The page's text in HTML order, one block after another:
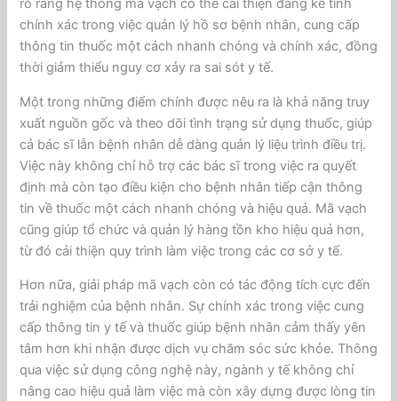
rõ rằng hệ thống mã vạch có thể cải thiện đáng kể tính
chính xác trong việc quản lý hồ sơ bệnh nhân, cung cấp
thông tin thuốc một cách nhanh chóng và chính xác, đồng
thời giảm thiểu nguy cơ xảy ra sai sót y tế.
Một trong những điểm chính được nêu ra là khả năng truy
xuất nguồn gốc và theo dõi tình trạng sử dụng thuốc, giúp
cả bác sĩ lẫn bệnh nhân dễ dàng quản lý liệu trình điều trị.
Việc này không chỉ hỗ trợ các bác sĩ trong việc ra quyết
định mà còn tạo điều kiện cho bệnh nhân tiếp cận thông
tin về thuốc một cách nhanh chóng và hiệu quả. Mã vạch
cũng giúp tổ chức và quản lý hàng tồn kho hiệu quả hơn,
từ đó cải thiện quy trình làm việc trong các cơ sở y tế.
Hơn nữa, giải pháp mã vạch còn có tác động tích cực đến
trải nghiệm của bệnh nhân. Sự chính xác trong việc cung
cấp thông tin y tế và thuốc giúp bệnh nhân cảm thấy yên
tâm hơn khi nhận được dịch vụ chăm sóc sức khỏe. Thông
qua việc sử dụng công nghệ này, ngành y tế không chỉ
nâng cao hiệu quả làm việc mà còn xây dựng được lòng tin